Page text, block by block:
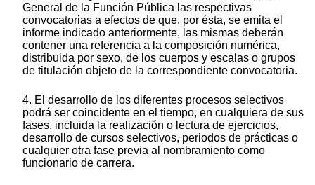
General de la Función Pública las respectivas
convocatorias a efectos de que, por ésta, se emita el
informe indicado anteriormente, las mismas deberán
contener una referencia a la composición numérica,
distribuida por sexo, de los cuerpos y escalas o grupos
de titulación objeto de la correspondiente convocatoria.
4. El desarrollo de los diferentes procesos selectivos
podrá ser coincidente en el tiempo, en cualquiera de sus
fases, incluida la realización o lectura de ejercicios,
desarrollo de cursos selectivos, periodos de prácticas o
cualquier otra fase previa al nombramiento como
funcionario de carrera.